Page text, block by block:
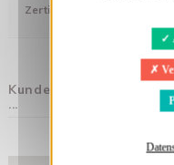
Zertifizierung
Kunden, die diesen
...